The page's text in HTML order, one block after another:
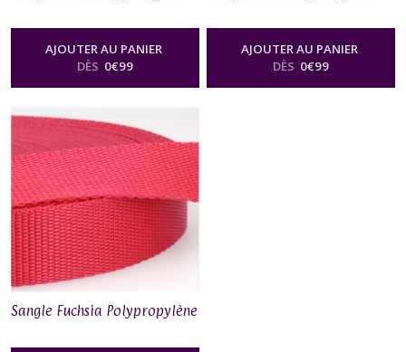
AJOUTER AU PANIER
DÈS 0€99
AJOUTER AU PANIER
DÈS 0€99
Sangle Fuchsia Polypropylène